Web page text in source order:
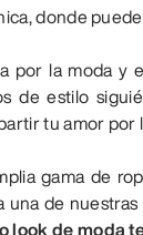
donde
por la moda
de estilo
tu amor por
gama de
de
look de moda